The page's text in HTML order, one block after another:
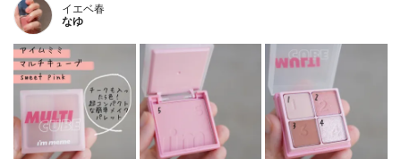
イエベ春
なゆ